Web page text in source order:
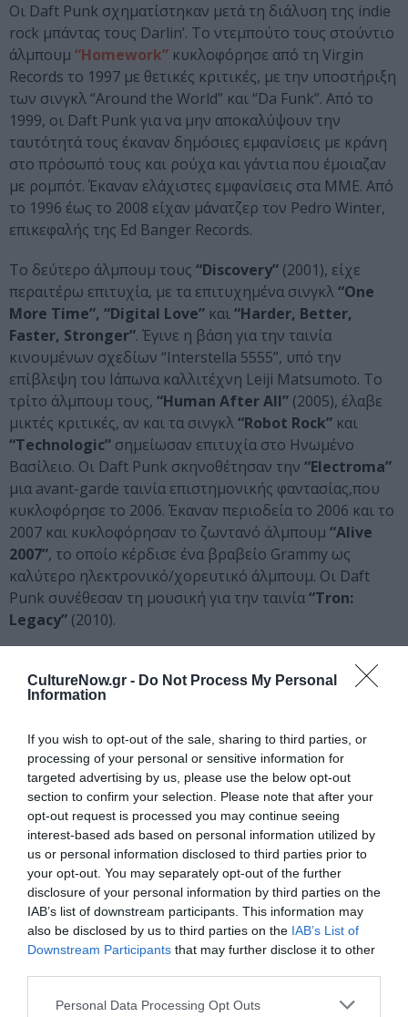
CultureNow.gr - Do Not Process My Personal
Information
If you wish to opt-out of the sale, sharing to third parties, or
processing of your personal or sensitive information for
targeted advertising by us, please use the below opt-out
section to confirm your selection. Please note that after your
opt-out request is processed you may continue seeing
interest-based ads based on personal information utilized by
us or personal information disclosed to third parties prior to
your opt-out. You may separately opt-out of the further
disclosure of your personal information by third parties on the
IAB’s list of downstream participants. This information may
also be disclosed by us to third parties on the IAB’s List of
Downstream Participants that may further disclose it to other
Personal Data Processing Opt Outs
Οι Daft Punk σχηματίστηκαν μετά τη διάλυση της indie
rock μπάντας τους Darlin’. Το ντεμπούτο τους στούντιο
άλμπουμ “Homework” κυκλοφόρησε από τη Virgin
Records το 1997 με θετικές κριτικές, με την υποστήριξη
των σινγκλ “Around the World” και “Da Funk”. Από το
1999, οι Daft Punk για να μην αποκαλύψουν την
ταυτότητά τους έκαναν δημόσιες εμφανίσεις με κράνη
στο πρόσωπό τους και ρούχα και γάντια που έμοιαζαν
με ρομπότ. Έκαναν ελάχιστες εμφανίσεις στα ΜΜΕ. Από
το 1996 έως το 2008 είχαν μάνατζερ τον Pedro Winter,
επικεφαλής της Ed Banger Records.
Το δεύτερο άλμπουμ τους “Discovery” (2001), είχε
περαιτέρω επιτυχία, με τα επιτυχημένα σινγκλ“One
More Time”, “Digital Love” και“Harder, Better,
Faster, Stronger”. Έγινε η βάση για την ταινία
κινουμένων σχεδίων “Interstella 5555”, υπό την
επίβλεψη του Ιάπωνα καλλιτέχνη Leiji Matsumoto. Το
τρίτο άλμπουμ τους, “Human After All” (2005), έλαβε
μικτές κριτικές, αν και τα σινγκλ“Robot Rock” και
“Technologic” σημείωσαν επιτυχία στο Ηνωμένο
Βασίλειο. Οι Daft Punk σκηνοθέτησαν την “Electroma”
μια avant-garde ταινία επιστημονικής φαντασίας,που
κυκλοφόρησε το 2006. Έκαναν περιοδεία το 2006 και το
2007 και κυκλοφόρησαν το ζωντανό άλμπουμ “Alive
2007”, το οποίο κέρδισε ένα βραβείο Grammy ως
καλύτερο ηλεκτρονικό/χορευτικό άλμπουμ. Οι Daft
Punk συνέθεσαν τη μουσική για την ταινία“Tron:
Legacy” (2010).
Columbia Records και κυκλοφόρησαν το τέταρτο και
τελευταίο άλμπουμ τους
charts 27 χωρών. Το Random Access Memories κέρδισε
πέντε βραβεία Grammy το 2014, συμπεριλαμβανομένου
του άλμπουμ της χρονιάς και του δίσκου της χρονιάς
για το “Get Lucky”.
Το περιοδικό Rolling Stone το 2015 τους κατέταξε στη
12η θέση ως καλύτερο μουσικό δίδυμο όλων των
εποχών. Το 2016 κέρδισαν το μοναδικό τους νούμερο
ένα στο Billboard Hot 100 με το“Starboy”, μια
συνεργασία με τον Weeknd.
Στις 22 Φεβρουαρίου 2021, οι Daft Punk
κυκλοφόρησαν ένα βίντεο στο κανάλι τους στο